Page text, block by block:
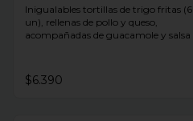
Inigualables tortillas de trigo fritas (6
un), rellenas de pollo y queso,
acompañadas de guacamole y salsa
$6.390